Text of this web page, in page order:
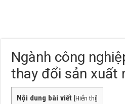
Ngành công
thay đổi sản xuất
Nội dung bài viết [Hiển thị]